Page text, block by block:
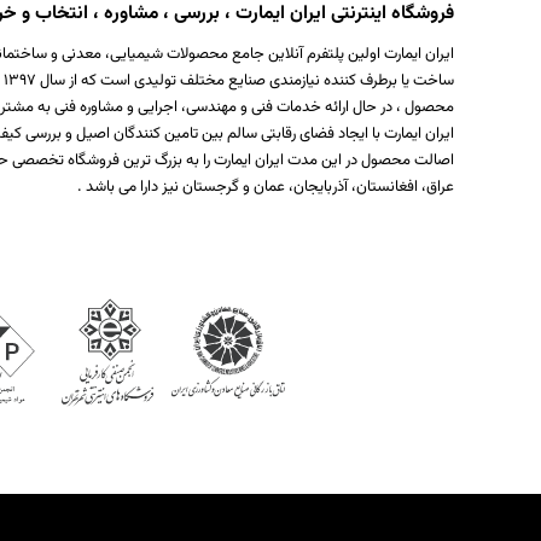
فروشگاه اینترنتی ایران ایمارت ، بررسی ، مشاوره ، انتخاب و
ایران ایمارت اولین پلتفرم آنلاین جامع محصولات شیمیایی، معدنی و
محصول ، در حال ارائه خدمات فنی و مهندسی، اجرایی و مشاوره فنی به
ایران ایمارت با ایجاد فضای رقابتی سالم بین تامین کنندگان اصیل و
اصالت محصول در این مدت ایران ایمارت را به بزرگ ترین فروشگاه تخصصی
عراق، افغانستان، آذربایجان، عمان و گرجستان نیز دارا می باشد .